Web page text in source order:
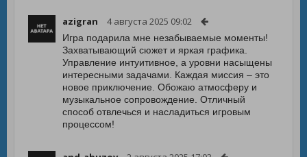
azigran 4 августа 2025 09:02
Игра подарила мне незабываемые моменты!
Захватывающий сюжет и яркая графика.
Управление интуитивное, а уровни насыщены
интересными задачами. Каждая миссия – это
новое приключение. Обожаю атмосферу и
музыкальное сопровождение. Отличный
способ отвлечься и насладиться игровым
процессом!